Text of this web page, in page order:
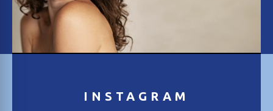
INSTAGRAM